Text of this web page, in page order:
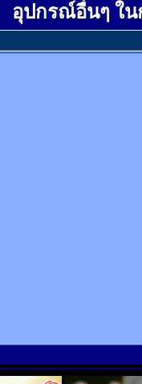
อุปกรณ์อื่นๆ ใ